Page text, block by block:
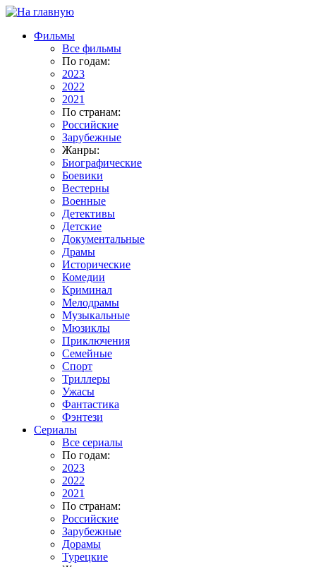
Фильмы
Все фильмы
По годам:
2023
2022
2021
По странам:
Российские
Зарубежные
Жанры:
Биографические
Боевики
Вестерны
Военные
Детективы
Детские
Документальные
Драмы
Исторические
Комедии
Криминал
Мелодрамы
Музыкальные
Мюзиклы
Приключения
Семейные
Спорт
Триллеры
Ужасы
Фантастика
Фэнтези
Сериалы
Все сериалы
По годам:
2023
2022
2021
По странам:
Российские
Зарубежные
Дорамы
Турецкие